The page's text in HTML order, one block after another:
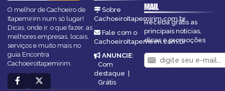
O melhor de Cachoeiro de
Itapemirim num só lugar!
Dicas, onde ir, o que fazer, as
melhores empresas, locais,
serviços e muito mais no
guia Encontra
CachoeiroItapemirim.
Sobre
CachoeiroItapemirim.com.br
Fale com o
CachoeiroItapemirim.com.br
ANUNCIE:
Com
destaque |
Grátis
MAIL
Receba grátis as
principais notícias,
dicas e promoções